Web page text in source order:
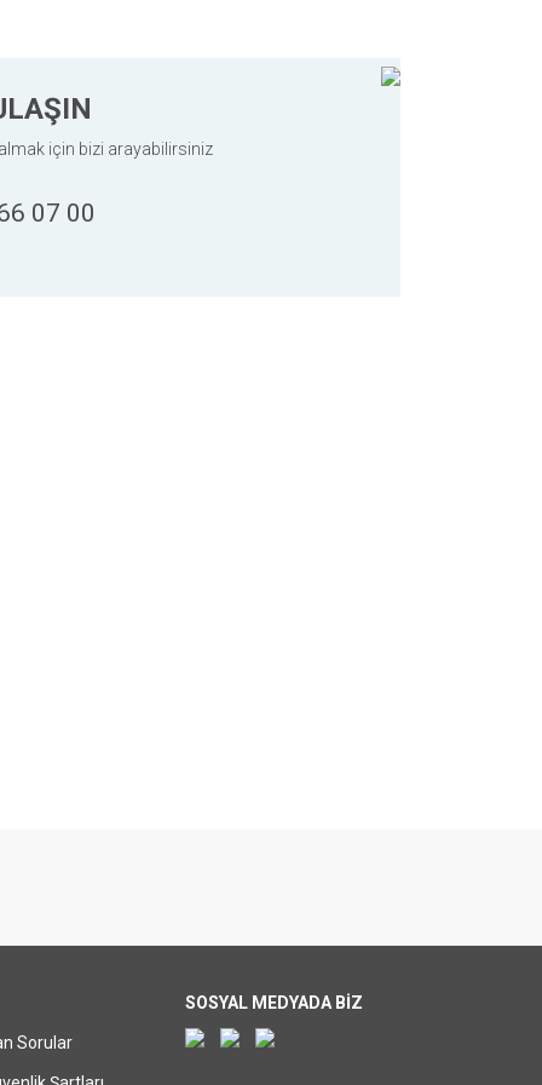
için bizi arayabilirsiniz
07 00
Sorular
SOSYAL MEDYADA BİZ